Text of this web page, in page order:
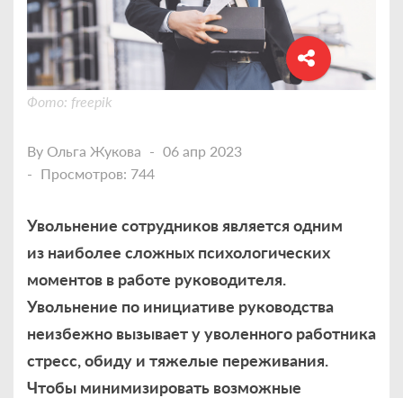
Фото: freepik
By Ольга Жукова
06 апр 2023
Просмотров: 744
Увольнение сотрудников является одним
из наиболее сложных психологических
моментов в работе руководителя.
Увольнение по инициативе руководства
неизбежно вызывает у уволенного работника
стресс, обиду и тяжелые переживания.
Чтобы минимизировать возможные